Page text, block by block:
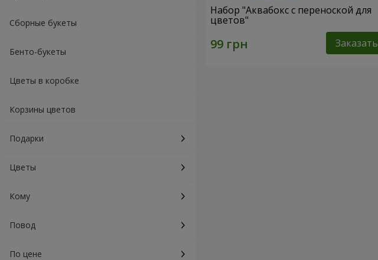
Сборные букеты
Бенто-букеты
Цветы в коробке
Корзины цветов
Подарки
Цветы
Кому
Повод
По цене
Набор "Аквабокс с переноской для
цветов"
Заказать